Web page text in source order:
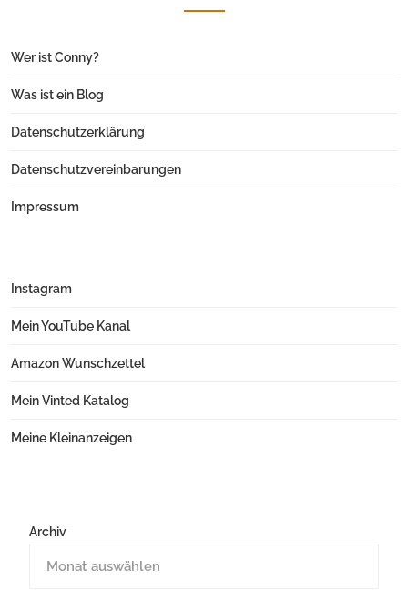
Wer ist Conny?
Was ist ein Blog
Datenschutzerklärung
Datenschutzvereinbarungen
Impressum
Instagram
Mein YouTube Kanal
Amazon Wunschzettel
Mein Vinted Katalog
Meine Kleinanzeigen
Archiv